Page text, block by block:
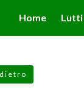
Home Lutti
altra maniera,